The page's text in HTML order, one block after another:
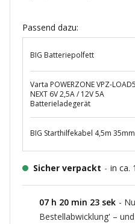
Passend dazu:
BIG Batteriepolfett
Varta POWERZONE VPZ-
NEXT 6V 2,5A / 12V 5A
Batterieladegerät
BIG Starthilfekabel 4,5m
Sicher verpackt - in ca.
07 h 20 min 22 sek -
Bestellabwicklung' –